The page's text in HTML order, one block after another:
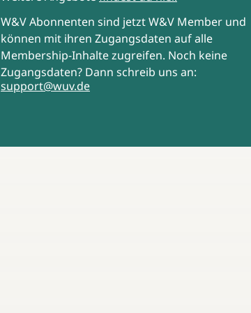
W&V Abonnenten sind jetzt W&V Member und
können mit ihren Zugangsdaten auf alle
Membership-Inhalte zugreifen. Noch keine
Zugangsdaten? Dann schreib uns an:
support@wuv.de